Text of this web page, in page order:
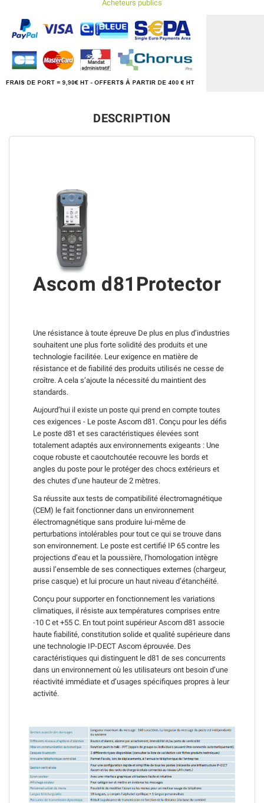
Acheteurs publics
DESCRIPTION
Ascom d81Protector
Une résistance à toute épreuve De plus en plus d’industries
souhaitent une plus forte solidité des produits et une
technologie facilitée. Leur exigence en matière de
résistance et de fiabilité des produits utilisés ne cesse de
croître. A cela s’ajoute la nécessité du maintient des
standards.
Aujourd’hui il existe un poste qui prend en compte toutes
ces exigences - Le poste Ascom d81. Conçu pour les défis
Le poste d81 et ses caractéristiques élevées sont
totalement adaptés aux environnements exigeants : Une
coque robuste et caoutchoutée recouvre les bords et
angles du poste pour le protéger des chocs extérieurs et
des chutes d’une hauteur de 2 mètres.
Sa réussite aux tests de compatibilité électromagnétique
(CEM) le fait fonctionner dans un environnement
électromagnétique sans produire lui-même de
perturbations intolérables pour tout ce qui se trouve dans
son environnement. Le poste est certifié IP 65 contre les
projections d’eau et la poussière, l’homologation intègre
aussi l’ensemble de ses connectiques externes (chargeur,
prise casque) et lui procure un haut niveau d’étanchéité.
Conçu pour supporter en fonctionnement les variations
climatiques, il résiste aux températures comprises entre
-10 C et +55 C. En tout point supérieur Ascom d81 associe
haute fiabilité, constitution solide et qualité supérieure dans
une technologie IP-DECT Ascom éprouvée. Des
caractéristiques qui distinguent le d81 de ses concurrents
dans un environnement où les utilisateurs ont besoin d’une
réactivité immédiate et d’usages spécifiques propres à leur
activité.